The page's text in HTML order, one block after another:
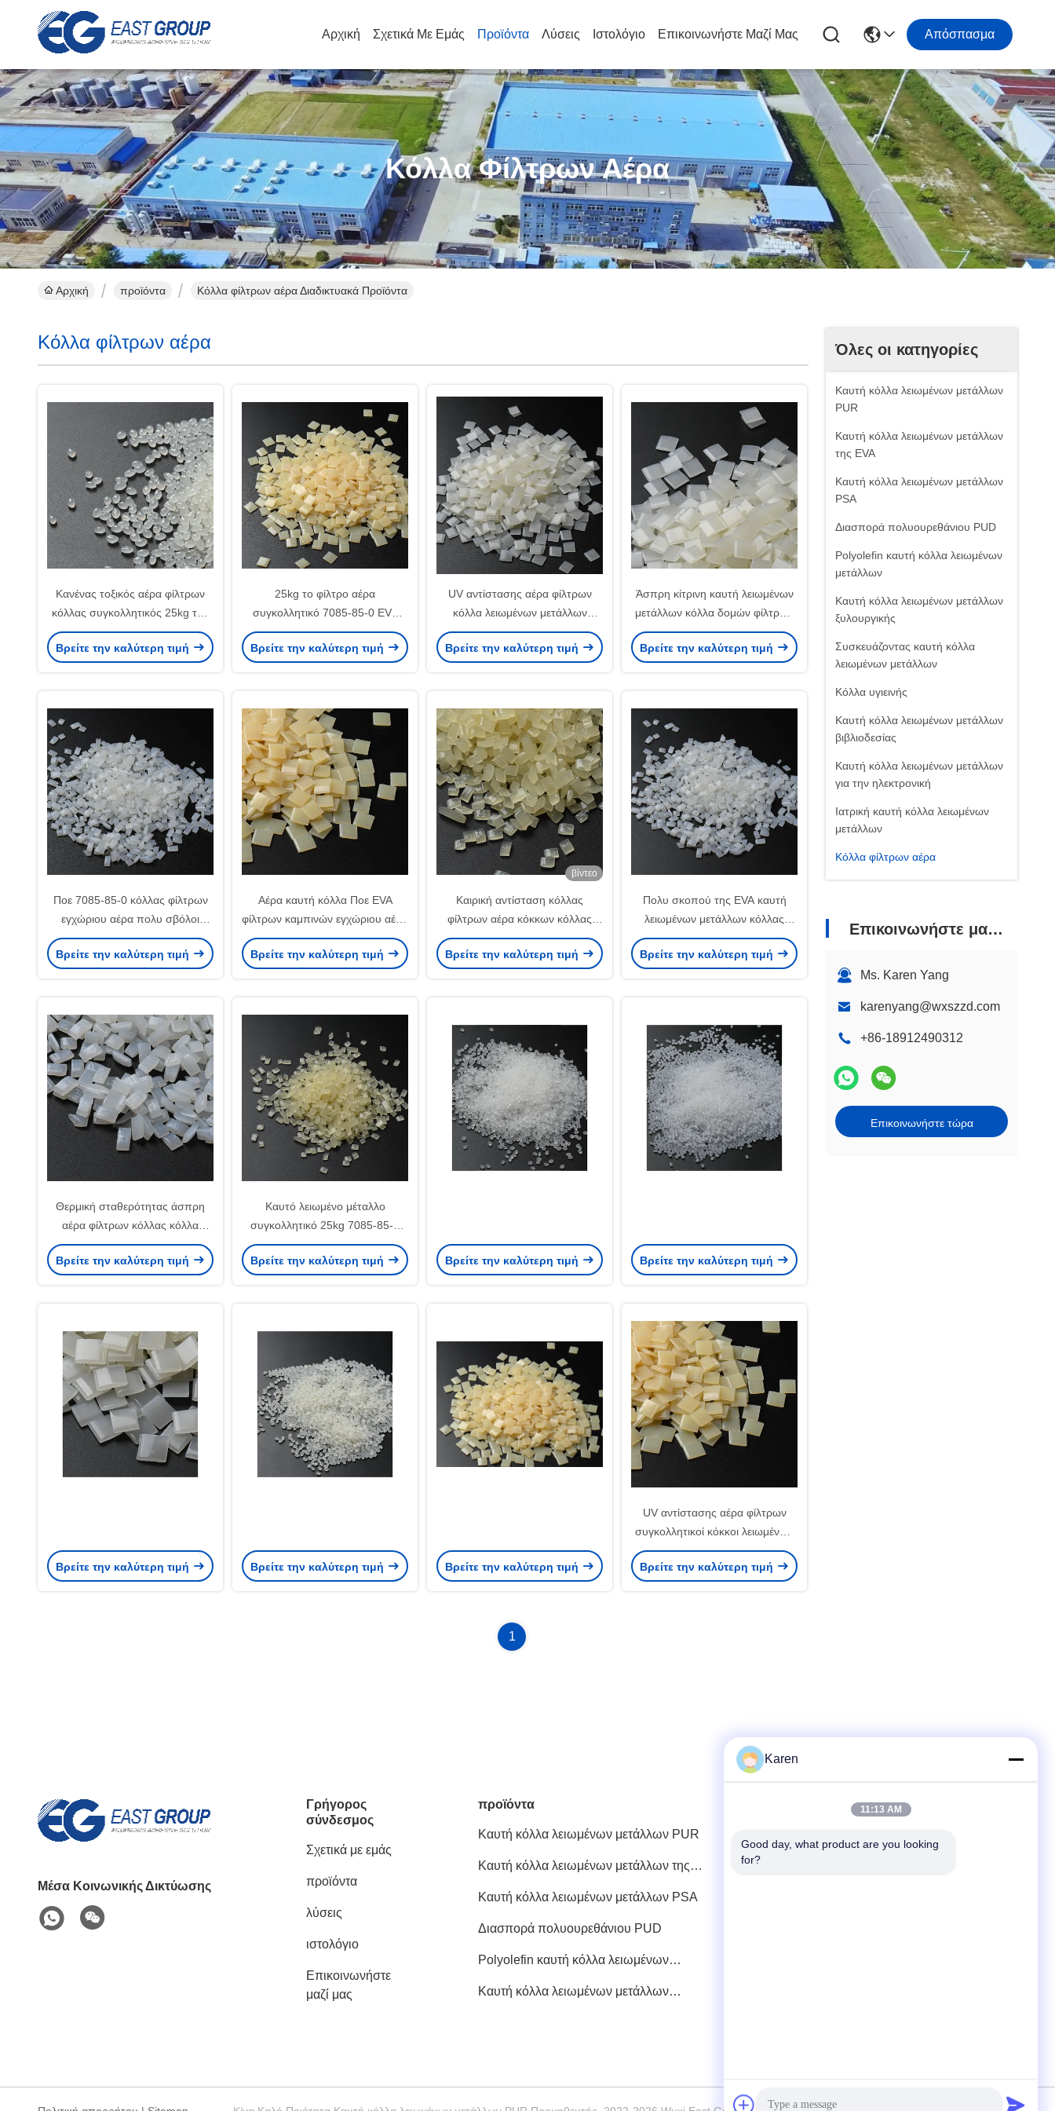
Αρχική Σχετικά Με Εμάς Προϊόντα Λύσεις Ιστολόγιο Επικοινωνήστε Μαζί Μας Απόσπασμα
Κόλλα Φίλτρων Αέρα
Αρχική προϊόντα Κόλλα φίλτρων αέρα Διαδικτυακά Προϊόντα
Όλες οι κατηγορίες
Καυτή κόλλα λειωμένων μετάλλων
PUR
Καυτή κόλλα λειωμένων μετάλλων
της EVA
Καυτή κόλλα λειωμένων μετάλλων
PSA
Διασπορά πολυουρεθάνιου PUD
Polyolefin καυτή κόλλα λειωμένων
μετάλλων
Καυτή κόλλα λειωμένων μετάλλων
ξυλουργικής
Συσκευάζοντας καυτή κόλλα
λειωμένων μετάλλων
Κόλλα υγιεινής
Καυτή κόλλα λειωμένων μετάλλων
βιβλιοδεσίας
Καυτή κόλλα λειωμένων μετάλλων
για την ηλεκτρονική
Ιατρική καυτή κόλλα λειωμένων
μετάλλων
Κόλλα φίλτρων αέρα
Επικοινωνήστε μαζί μας
Ms. Karen Yang
karenyang@wxszzd.com
+86-18912490312
Επικοινωνήστε τώρα
Κόλλα φίλτρων αέρα
Κανένας τοξικός αέρα φίλτρων
κόλλας συγκολλητικός 25kg της
EVA καυτός άσπρος κίτρινος
λειωμένων μετάλλων
Βρείτε την καλύτερη τιμή
25kg το φίλτρο αέρα
συγκολλητικό 7085-85-0 EVA
βάσισε την καυτή κόλλα
λειωμένων μετάλλων
Βρείτε την καλύτερη τιμή
UV αντίστασης αέρα φίλτρων
κόλλα λειωμένων μετάλλων
κόλλας άσπρη κίτρινη καυτή
Βρείτε την καλύτερη τιμή
Άσπρη κίτρινη καυτή λειωμένων
μετάλλων κόλλα δομών φίλτρων
αέρα αυτοκινήτων της EVA
συγκολλητική
Βρείτε την καλύτερη τιμή
Ποε 7085-85-0 κόλλας φίλτρων
εγχώριου αέρα πολυ σβόλοι
κόκκων λειωμένων μετάλλων
σκοπού στερεοί καυτοί
Βρείτε την καλύτερη τιμή
Αέρα καυτή κόλλα Ποε EVA
φίλτρων καμπινών εγχώριου αέρα
φίλτρων συγκολλητική κίτρινη
Βρείτε την καλύτερη τιμή
βίντεο
Καιρική αντίσταση κόλλας
φίλτρων αέρα κόκκων κόλλας
λειωμένων μετάλλων της EVA
καυτή
Βρείτε την καλύτερη τιμή
Πολυ σκοπού της EVA καυτή
λειωμένων μετάλλων κόλλας
αυτοκινήτων κόλλα της EVA
λειωμένων μετάλλων φίλτρων
Βρείτε την καλύτερη τιμή
Θερμική σταθερότητας άσπρη
αέρα φίλτρων κόλλας κόλλα
7085-85-0 λειωμένων μετάλλων
της EVA καυτή
Βρείτε την καλύτερη τιμή
Καυτό λειωμένο μέταλλο
συγκολλητικό 25kg 7085-85-0
της οικιακής EVA για το φίλτρο
αέρα
Βρείτε την καλύτερη τιμή Βρείτε την καλύτερη τιμή Βρείτε την καλύτερη τιμή
Βρείτε την καλύτερη τιμή Βρείτε την καλύτερη τιμή Βρείτε την καλύτερη τιμή
UV αντίστασης αέρα φίλτρων
συγκολλητικοί κόκκοι λειωμένων
μετάλλων κόλλας 25kg καυτοί
Βρείτε την καλύτερη τιμή
1
Μέσα Κοινωνικής Δικτύωσης
Γρήγορος
σύνδεσμος
Σχετικά με εμάς
προϊόντα
λύσεις
ιστολόγιο
Επικοινωνήστε
μαζί μας
προϊόντα
Καυτή κόλλα λειωμένων μετάλλων PUR
Καυτή κόλλα λειωμένων μετάλλων της
Καυτή κόλλα λειωμένων μετάλλων PSA
Διασπορά πολυουρεθάνιου PUD
Polyolefin καυτή κόλλα λειωμένων
Καυτή κόλλα λειωμένων μετάλλων
Γρήγορη επικοινωνία
Karen
11:13 AM
Good day, what product are you looking
for?